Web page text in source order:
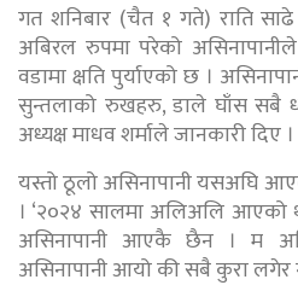
गत शनिबार (चैत १ गते) राति
अबिरल रुपमा परेको
वडामा क्षति पुर्याएको छ ।
सुन्तलाको रुखहरु, डाले घाँस सबै
अध्यक्ष माधव शर्माले जानकारी दिए ।
यस्तो ठूलो असिनापानी यसअघि
। ‘२०२४ सालमा अलिअलि आएको
असिनापानी आएकै छैन । म
असिनापानी आयो की सबै कुरा लगेर